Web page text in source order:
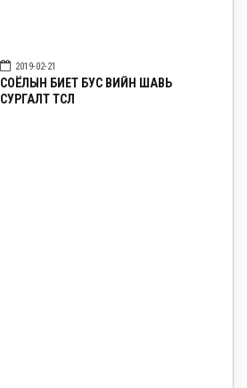
2019-02-21
СОЁЛЫН БИЕТ БУС ӨВИЙН ШАВЬ
СУРГАЛТ ТӨСӨЛ